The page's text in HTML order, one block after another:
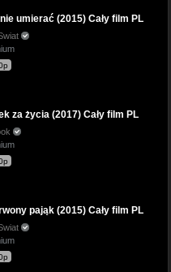
umierać (2015) Cały film PL
za życia (2017) Cały film PL
pająk (2015) Cały film PL